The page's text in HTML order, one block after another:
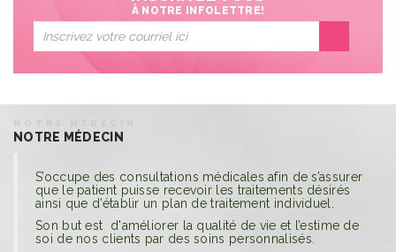
À NOTRE INFOLETTRE!
NOTRE MÉDECIN
S’occupe des consultations médicales afin de s’assurer
que le patient puisse recevoir les traitements désirés
ainsi que d’établir un plan de traitement individuel.
Son but est d'améliorer la qualité de vie et l’estime de
soi de nos clients par des soins personnalisés.